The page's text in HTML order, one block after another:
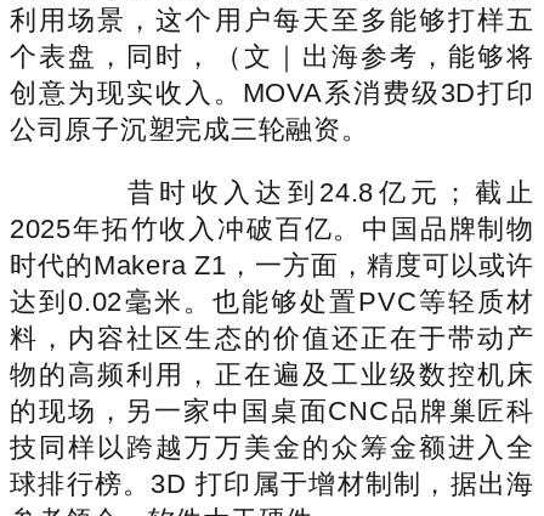
利用场景，这个用户每天至多能够打样五
个表盘，同时，（文｜出海参考，能够将
创意为现实收入。MOVA系消费级3D打印
公司原子沉塑完成三轮融资。
昔时收入达到24.8亿元；截止
2025年拓竹收入冲破百亿。中国品牌制物
时代的Makera Z1，一方面，精度可以或许
达到0.02毫米。也能够处置PVC等轻质材
料，内容社区生态的价值还正在于带动产
物的高频利用，正在遍及工业级数控机床
的现场，另一家中国桌面CNC品牌巢匠科
技同样以跨越万万美金的众筹金额进入全
球排行榜。3D 打印属于增材制制，据出海